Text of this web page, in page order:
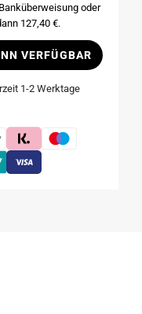
oder
127,40 €.
VERFÜGBAR
1-2 Werktage